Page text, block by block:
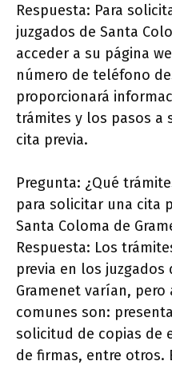
Respuesta: Para
juzgados de Santa
acceder a su página
número de teléfono
proporcionará
trámites y los pasos a
cita previa.
Pregunta: ¿Qué
para solicitar una cita
Santa Coloma de
Respuesta: Los
previa en los juzgados
Gramenet varían,
comunes son:
solicitud de copias de
de firmas, entre otros.